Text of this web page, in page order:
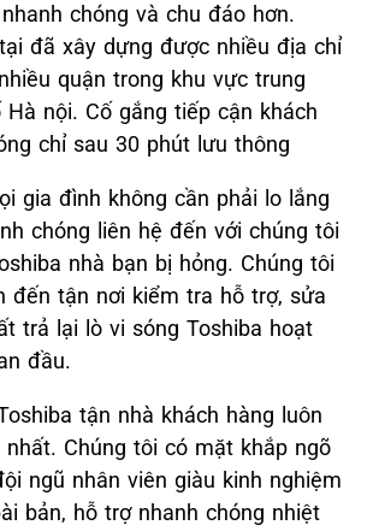
chóng và chu đáo hơn.
đã xây dựng được nhiều địa chỉ
quận trong khu vực trung
nội. Cố gắng tiếp cận khách
chỉ sau 30 phút lưu thông
gia đình không cần phải lo lắng
chóng liên hệ đến với chúng tôi
nhà bạn bị hỏng. Chúng tôi
đến tận nơi kiểm tra hỗ trợ, sửa
trả lại lò vi sóng Toshiba hoạt
đầu.
tận nhà khách hàng luôn
nhất. Chúng tôi có mặt khắp ngõ
ngũ nhân viên giàu kinh nghiệm
bản, hỗ trợ nhanh chóng nhiệt